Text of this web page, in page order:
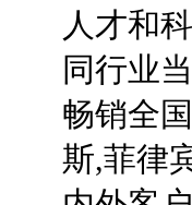
人才和
同行业
畅销全
斯,菲律